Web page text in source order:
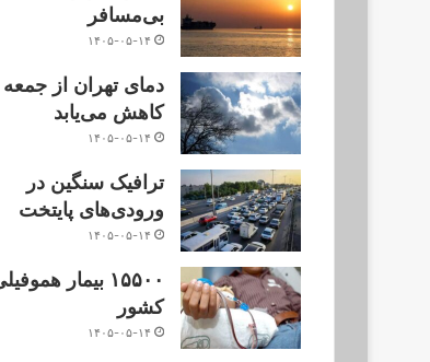
بی‌مسافر
۱۴۰۵-۰۵-۱۴
دمای تهران از جمعه
کاهش می‌یابد
۱۴۰۵-۰۵-۱۴
ترافیک سنگین در
ورودی‌های پایتخت
۱۴۰۵-۰۵-۱۴
۱۵۵۰۰ بیمار
کشور
۱۴۰۵-۰۵-۱۴